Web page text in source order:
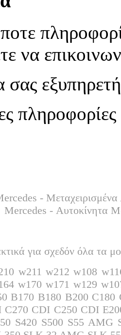
να
-
Mercedes - Αυτοκίνητα
για σχεδόν όλα τα
w211 w212 w108
w170 w171 w129
B170 B180 B200
CDI C250 CDI
S420 S500 S55